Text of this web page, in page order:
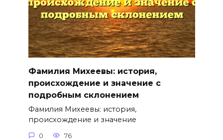
Фамилия Михеевы: история,
происхождение и значение с
подробным склонением
Фамилия Михеевы: история,
происхождение и значение
0 76